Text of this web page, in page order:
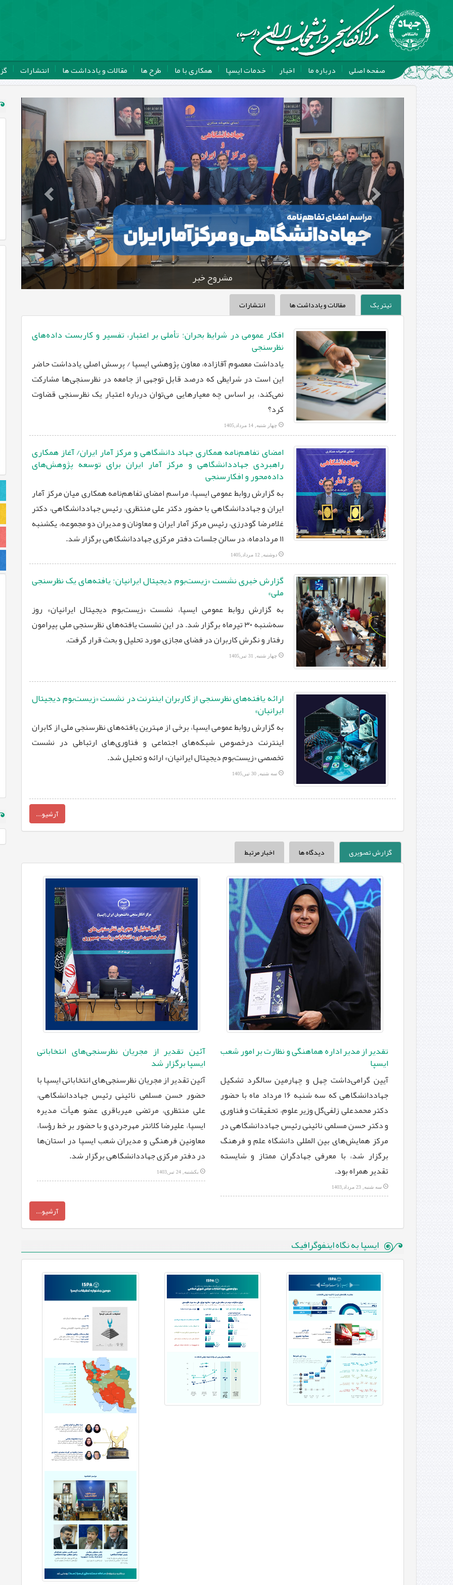
صفحه اصلی درباره ما اخبار خدمات ایسپا همکاری با ما طرح ها مقالات و یادداشت ها انتشارات
مشروح خبر
تیتر یک مقالات و یادداشت ها انتشارات
افکار عمومی در شرایط بحران؛ تأملی بر اعتبار، تفسیر و کاربست داده‌های
نظرسنجی
یادداشت معصوم آقازاده، معاون پژوهشی ایسپا / پرسش اصلی یادداشت حاضر
این است در شرایطی که درصد قابل توجهی از جامعه در نظرسنجی‌ها مشارکت
نمی‌کند، بر اساس چه معیارهایی می‌توان درباره اعتبار یک نظرسنجی قضاوت
کرد؟
چهار شنبه, 14 مرداد,1405
امضای تفاهم‌نامه همکاری جهاد دانشگاهی و مرکز آمار ایران/ آغاز همکاری
راهبردی جهاددانشگاهی و مرکز آمار ایران برای توسعه پژوهش‌های
داده‌محور و افکارسنجی
به گزارش روابط‌ عمومی ایسپا، مراسم امضای تفاهم‌نامه همکاری میان مرکز آمار
ایران و جهاددانشگاهی با حضور دکتر علی منتظری، رئیس جهاددانشگاهی، دکتر
غلامرضا گودرزی، رئیس مرکز آمار ایران و معاونان و مدیران دو مجموعه، یکشنبه
۱۱ مردادماه، در سالن جلسات دفتر مرکزی جهاددانشگاهی برگزار شد.
دوشنبه, 12 مرداد,1405
گزارش خبری نشست «زیست‌بوم دیجیتال ایرانیان؛ یافته‌های یک نظرسنجی
ملی»
به گزارش روابط عمومی ایسپا، نشست «زیست‌بوم دیجیتال ایرانیان» روز
سه‌شنبه ۳۰ تیرماه برگزار شد. در این نشست یافته‌های نظرسنجی ملی پیرامون
رفتار و نگرش کاربران در فضای مجازی مورد تحلیل و بحث قرار گرفت.
چهار شنبه, 31 تیر,1405
ارائه یافته‌های نظرسنجی از کاربران اینترنت در نشست «زیست‌بوم دیجیتال
ایرانیان»
به گزارش روابط عمومی ایسپا، برخی از مهترین یافته‌های نظرسنجی ملی از کابران
اینترنت درخصوص شبکه‌های اجتماعی و فناوری‌های ارتباطی در نشست
تخصصی «زیست‌بوم دیجیتال ایرانیان» ارائه و تحلیل شد.
سه شنبه, 30 تیر,1405
آرشیو...
گزارش تصویری دیدگاه ها اخبار مرتبط
تقدیر از مدیر اداره هماهنگی و نظارت بر امور شعب
ایسپا ‏
آیین گرامی‌داشت چهل و چهارمین سالگرد تشکیل
جهاددانشگاهی که سه شنبه 16 مرداد ماه با حضور
دکتر محمدعلی ‏زلفی‌گل وزیر علوم، تحقیقات و فناوری
و دکتر حسن مسلمی نائینی رئیس جهاددانشگاهی در
مرکز همایش‌های بین المللی ‏دانشگاه علم و فرهنگ
برگزار شد، با معرفی جهادگران ممتاز و شایسته
تقدیر همراه بود.‏
سه شنبه, 23 مرداد,1403
آئین تقدیر از مجریان نظرسنجی‌های انتخاباتی
ایسپا برگزار شد
آئین تقدیر از مجریان نظرسنجی‌های انتخاباتی ایسپا با
حضور حسن مسلمی نائینی ‏رئیس جهاددانشگاهی،
علی منتظری، مرتضی میرباقری عضو هیأت مدیره
ایسپا، ‏علیرضا کلانتر مهرجردی و با حضور بر خط رؤسا،
معاونین فرهنگی و مدیران شعب ‏ایسپا در استان‌ها
در دفتر مرکزی جهاددانشگاهی برگزار شد.‏
یکشنبه, 24 تیر,1403
آرشیو...
ایسپا به نگاه اینفوگرافیک